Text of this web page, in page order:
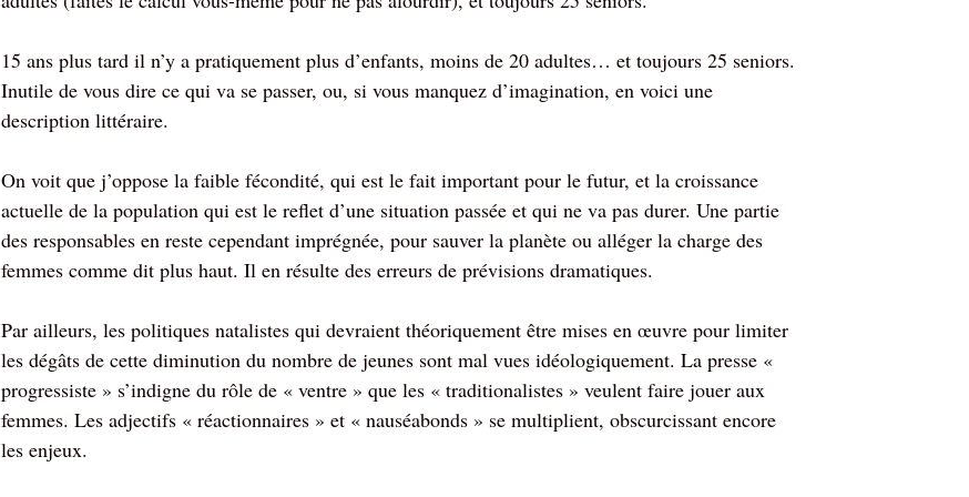
15 ans plus tard il n’y a pratiquement plus d’enfants, moins de 20 adultes… et toujours 25 seniors.
Inutile de vous dire ce qui va se passer, ou, si vous manquez d’imagination, en voici une
description littéraire.
On voit que j’oppose la faible fécondité, qui est le fait important pour le futur, et la croissance
actuelle de la population qui est le reflet d’une situation passée et qui ne va pas durer. Une partie
des responsables en reste cependant imprégnée, pour sauver la planète ou alléger la charge des
femmes comme dit plus haut. Il en résulte des erreurs de prévisions dramatiques.
Par ailleurs, les politiques natalistes qui devraient théoriquement être mises en œuvre pour limiter
les dégâts de cette diminution du nombre de jeunes sont mal vues idéologiquement. La presse «
progressiste » s’indigne du rôle de « ventre » que les « traditionalistes » veulent faire jouer aux
femmes. Les adjectifs « réactionnaires » et « nauséabonds » se multiplient, obscurcissant encore
les enjeux.